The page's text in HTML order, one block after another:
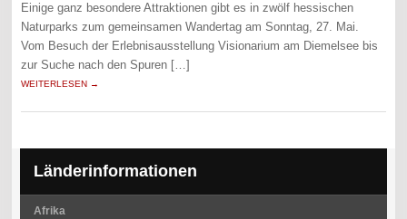
Einige ganz besondere Attraktionen gibt es in zwölf hessischen
Naturparks zum gemeinsamen Wandertag am Sonntag, 27. Mai.
Vom Besuch der Erlebnisausstellung Visionarium am Diemelsee bis
zur Suche nach den Spuren […]
WEITERLESEN →
Länderinformationen
Afrika